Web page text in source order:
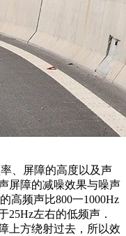
、屏障的高度以及声
屏障的减噪效果与噪声
高频声比800一1000Hz
25Hz左右的低频声．
上方绕射过去，所以效